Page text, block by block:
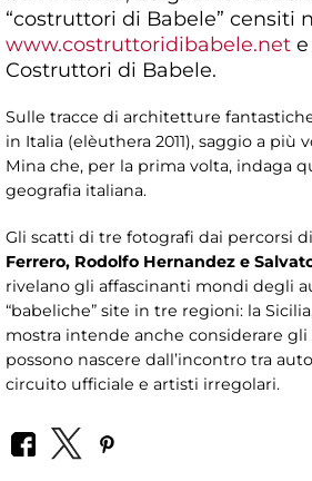
“costruttori di Babele” censiti
www.costruttoridibabele.net
Costruttori di Babele.
Sulle tracce di architetture
in Italia (elèuthera 2011), saggio a più
Mina che, per la prima volta, indaga
geografia italiana.
Gli scatti di tre fotografi dai percorsi
Ferrero, Rodolfo Hernandez e
rivelano gli affascinanti mondi degli
“babeliche” site in tre regioni: la
mostra intende anche considerare
possono nascere dall’incontro tra
circuito ufficiale e artisti irregolari.